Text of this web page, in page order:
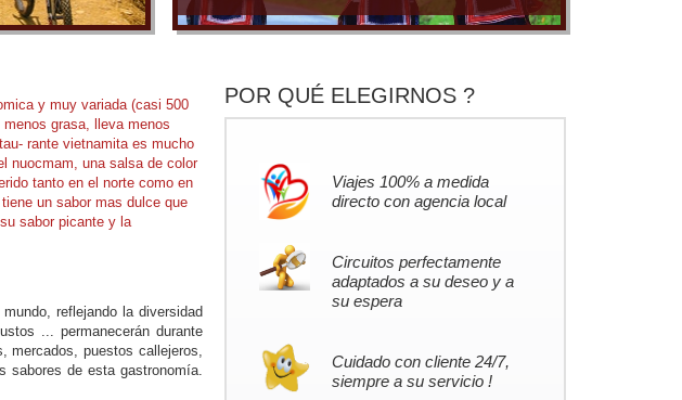
y muy variada (casi 500
grasa, lleva menos
rante vietnamita es mucho
nuocmam, una salsa de color
tanto en el norte como en
un sabor mas dulce que
sabor picante y la
reflejando la diversidad
... permanecerán durante
mercados, puestos callejeros,
sabores de esta gastronomía.
POR QUÉ ELEGIRNOS ?
Viajes 100% a medida
directo con agencia local
Circuitos perfectamente
adaptados a su deseo y a
su espera
Cuidado con cliente 24/7,
siempre a su servicio !